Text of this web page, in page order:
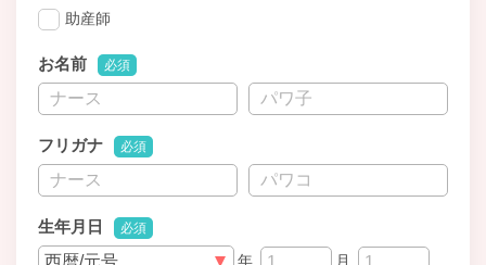
助産師
お名前 必須
フリガナ 必須
生年月日 必須
年
月